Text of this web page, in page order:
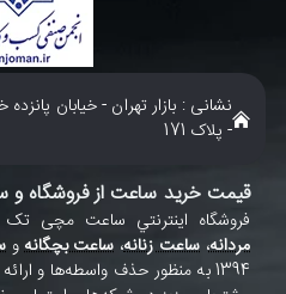
- پلاک 171
قیمت خرید ساعت از فروشگاه و
فروشگاه اينترنتي ساعت مچی تک
مردانه، ساعت زنانه، ساعت بچگانهو
1394 به منظور حذف واسطه‌ها و